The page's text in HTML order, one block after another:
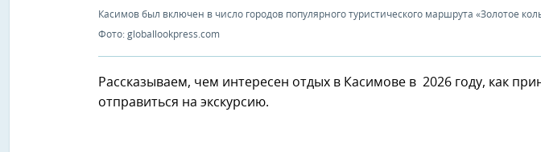
Касимов был включен в число городов популярного туристического маршрута «Золотое
Фото: globallookpress.com
Рассказываем, чем интересен отдых в Касимове в 2026 году, как
отправиться на экскурсию.